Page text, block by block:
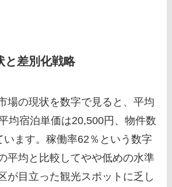
と差別化戦略
場の現状を数字で見ると、平均
均宿泊単価は20,500円、物件数
います。稼働率62％という数字
平均と比較してやや低めの水準
が目立った観光スポットに乏し